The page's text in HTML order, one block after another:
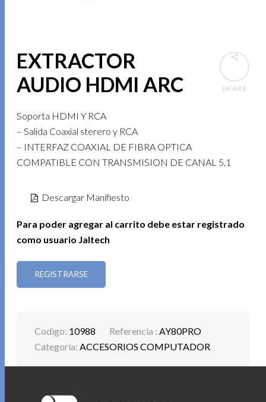
SHARE
EXTRACTOR
AUDIO HDMI ARC
Soporta HDMI Y RCA
– Salida Coaxial sterero y RCA
– INTERFAZ COAXIAL DE FIBRA OPTICA
COMPATIBLE CON TRANSMISION DE CANAL 5,1
Descargar Manifiesto
Para poder agregar al carrito debe estar registrado
como usuario Jaltech
REGISTRARSE
Codigo: 10988 Referencia : AY80PRO
Categoría: ACCESORIOS COMPUTADOR